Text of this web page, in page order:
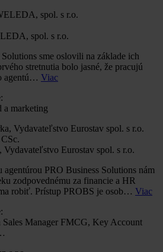
spol. s r.o.
sme oslovili na základe ich
stretnutia bolo jasné, že pracujú
agentú… Viac
a marketing
Vydavateľstvo Eurostav spol. s r.o.
agentúrou PRO Business Solutions nám
zodpovednému za financie a HR
robiť. Prístup PROBS je osob… Viac
Sales Manager FMCG, Key Account